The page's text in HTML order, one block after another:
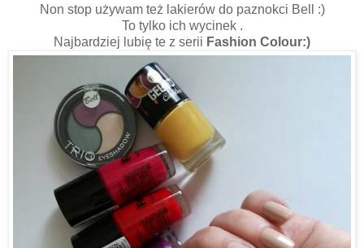
Non stop używam też lakierów do paznokci Bell :)
To tylko ich wycinek .
Najbardziej lubię te z serii Fashion Colour:)